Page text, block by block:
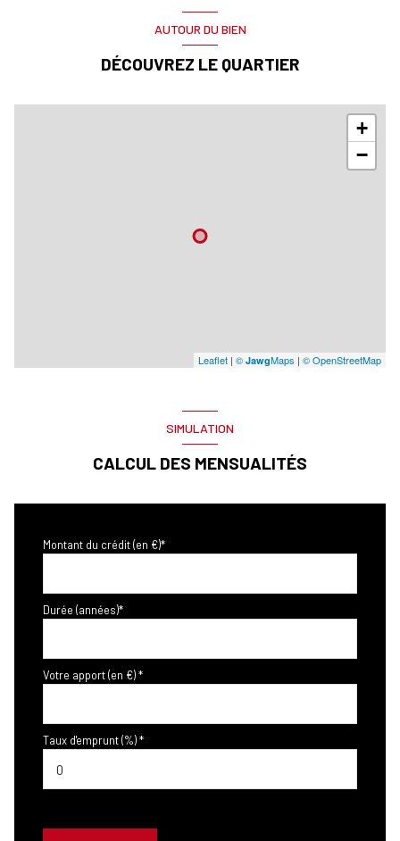
AUTOUR DU BIEN
DÉCOUVREZ LE QUARTIER
+
−
Leaflet | © JawgMaps | © OpenStreetMap
SIMULATION
CALCUL DES MENSUALITÉS
Montant du crédit (en €)*
Durée (années)*
Votre apport (en €) *
Taux d'emprunt (%) *